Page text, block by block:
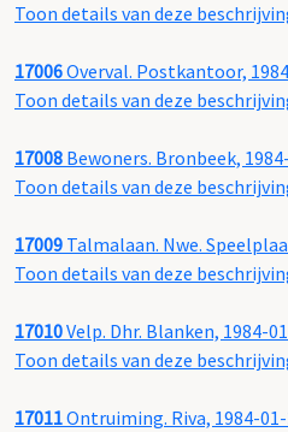
Toon details van deze
17006Overval. Postkantoor,
Toon details van deze
17008 Bewoners. Bronbeek,
Toon details van deze
17009 Talmalaan. Nwe.
Toon details van deze
17010Velp. Dhr. Blanken, 1984-
Toon details van deze
17011Ontruiming. Riva, 1984-